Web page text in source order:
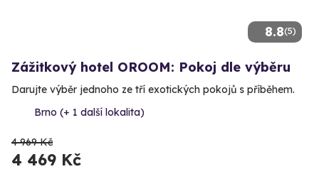
8.8(5)
Zážitkový hotel OROOM: Pokoj dle výběru
Darujte výběr jednoho ze tří exotických pokojů s příběhem.
Brno (+ 1 další lokalita)
4 969 Kč
4 469 Kč